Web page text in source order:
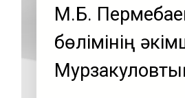
М.Б.
бөлімінің